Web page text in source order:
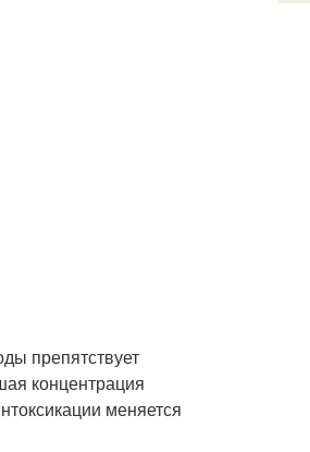
препятствует
концентрация
меняется